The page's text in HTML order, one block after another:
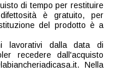
di tempo per restituire
è gratuito, per
del prodotto è a
lavorativi dalla data di
recedere dall'acquisto
Nella